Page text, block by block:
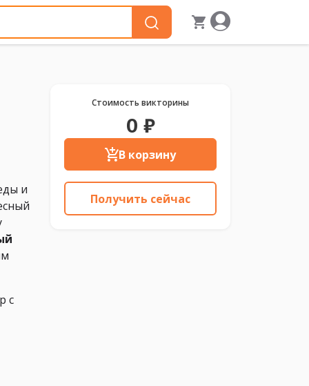
и
с
Стоимость викторины
0 ₽
В корзину
Получить сейчас